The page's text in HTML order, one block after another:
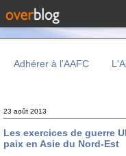
Adhérer à l'AAFC
23 août 2013
Les exercices de guerre
paix en Asie du Nord-Est